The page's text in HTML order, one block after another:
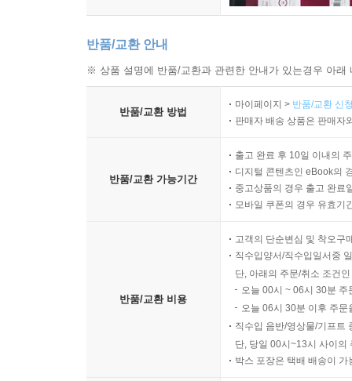
반품/교환 안내
※ 상품 설명에 반품/교환과 관련한 안내가 있는경우 아
반품/교환 방법
마이페이지 > 반품/교환 신
판매자 배송 상품은 판매자
반품/교환 가능기간
출고 완료 후 10일 이내의
디지털 콘텐츠인 eBook의
중고상품의 경우 출고 완료
모바일 쿠폰의 경우 유효기
반품/교환 비용
고객의 단순변심 및 착오구
직수입양서/직수입일서중
단, 아래의 주문/취소 조건
오늘 00시 ~ 06시 30분
오늘 06시 30분 이후 주
직수입 음반/영상물/기프트
단, 당일 00시~13시 사이의
박스 포장은 택배 배송이